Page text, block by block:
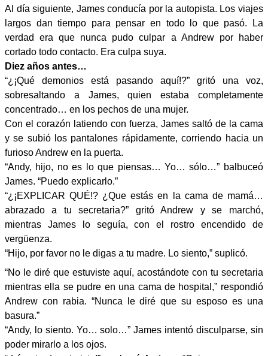
Al día siguiente, James conducía por la autopista. Los viajes
largos dan tiempo para pensar en todo lo que pasó. La
verdad era que nunca pudo culpar a Andrew por haber
cortado todo contacto. Era culpa suya.
Diez años antes…
“¿¡Qué demonios está pasando aquí!?” gritó una voz,
sobresaltando a James, quien estaba completamente
concentrado… en los pechos de una mujer.
Con el corazón latiendo con fuerza, James saltó de la cama
y se subió los pantalones rápidamente, corriendo hacia un
furioso Andrew en la puerta.
“Andy, hijo, no es lo que piensas… Yo… sólo…” balbuceó
James. “Puedo explicarlo.”
“¿¡EXPLICAR QUÉ!? ¿Que estás en la cama de mamá…
abrazado a tu secretaria?” gritó Andrew y se marchó,
mientras James lo seguía, con el rostro encendido de
vergüenza.
“Hijo, por favor no le digas a tu madre. Lo siento,” suplicó.
“No le diré que estuviste aquí, acostándote con tu secretaria
mientras ella se pudre en una cama de hospital,” respondió
Andrew con rabia. “Nunca le diré que su esposo es una
basura.”
“Andy, lo siento. Yo… solo…” James intentó disculparse, sin
poder mirarlo a los ojos.